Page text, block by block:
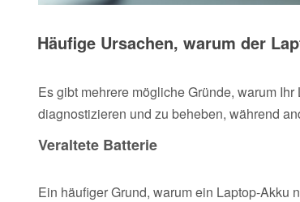
Häufige Ursachen, warum der
Es gibt mehrere mögliche Gründe, warum
diagnostizieren und zu beheben, während
Veraltete Batterie
Ein häufiger Grund, warum ein Laptop-Akku